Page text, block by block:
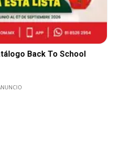
Back To School